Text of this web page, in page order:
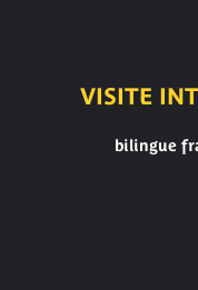
VISITE
bilingue